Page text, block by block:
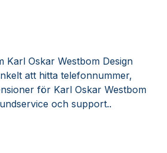
Karl Oskar Westbom Design
att hitta telefonnummer,
för Karl Oskar Westbom
och support..